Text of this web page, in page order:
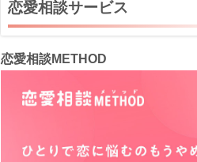
恋愛相談サービス
恋愛相談METHOD